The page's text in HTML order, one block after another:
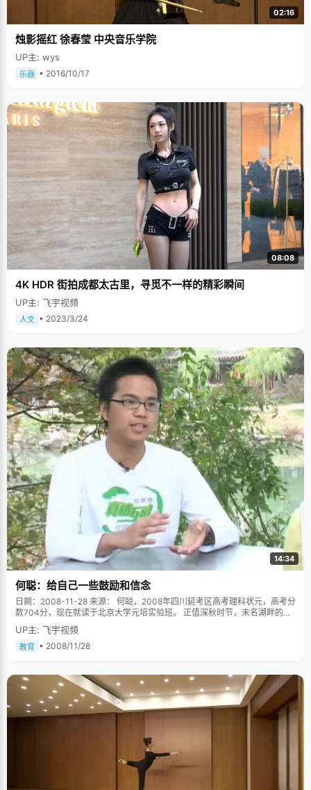
02:16
烛影摇红 徐春莹 中央音乐学院
UP主: wys
乐器 • 2016/10/17
08:08
4K HDR 街拍成都太古里，寻觅不一样的精彩瞬间
UP主: 飞宇视频
人文 • 2023/3/24
14:34
何聪：给自己一些鼓励和信念
日期：2008-11-28 来源： 何聪，2008年四川延考区高考理科状元，高考分
数704分，现在就读于北京大学元培实验班。 正值深秋时节，未名湖畔的树
叶开始黄了，红了，在暖红的阳光下现出特别颜色。约好十点见面，何聪提
早一个小时就到了，一边听随身听一边看书，我们见到他的时候，他正出神
的望着湖心，沉浸在自己的世界里。 他笑得很腼腆，性格内向，但是会很温
是有部分老旧房子倒塌了，何聪所在的学校因为按照八级地震标准建筑，非
常牢固，逃过了这次毁灭性的灾难。地震的时候学校摇晃得很厉害，所幸没
有发生坍塌事件。为避免危险发生，全校师生都把被褥全都搬到操场上过
夜。地震发生以后，学校里除了高三的学生外，其他年级都放假了。为保证
情况大家都能很快撤离，晚上就睡帐篷，"何聪说，就这样，大家在操场上住
了一个多月。高考的时候，大家也是在临时搭建起来的简易平板房里考试，
所有师生都在艰苦的环境下坚持着。 "高考就像一场赌博"，何聪说，地震发
生以后，很多人已经猜测到高考可能延考，而且有些学者预测出于照顾的因
UP主: 飞宇视频
教育 • 2008/11/28